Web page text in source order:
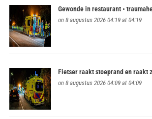
Gewonde in restaurant •
on 8 augustus 2026 04:19 at 04:19
Fietser raakt stoeprand en raakt
on 8 augustus 2026 04:09 at 04:09